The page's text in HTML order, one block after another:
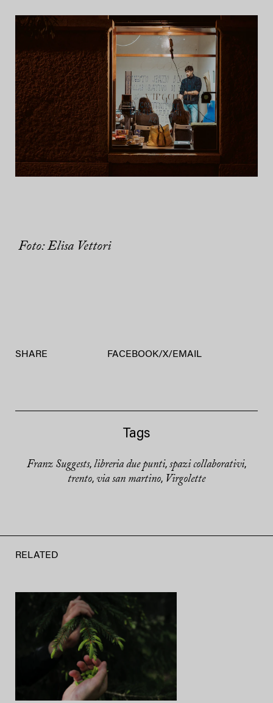
Foto: Elisa Vettori
SHARE FACEBOOK/X/ EMAIL
Tags
Franz Suggests, libreria due punti, spazi collaborativi,
trento, via san martino, Virgolette
RELATED